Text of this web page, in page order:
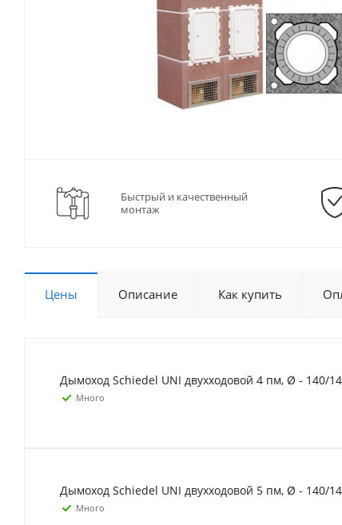
Быстрый и качественный
монтаж
Цены Описание Как купить
Дымоход Schiedel UNI двухходовой 4 пм, Ø - 140/
Много
Дымоход Schiedel UNI двухходовой 5 пм, Ø - 140/
Много